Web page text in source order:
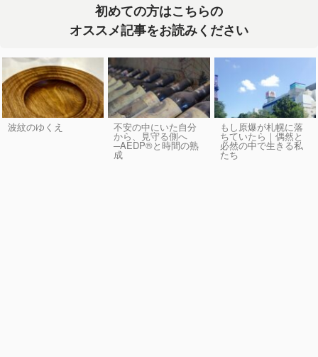
初めての方はこちらの
オススメ記事をお読みください
波紋のゆくえ 不安の中にいた自分
から、見守る側へ
─AEDP®︎と時間の熟
成
もし原爆が札幌に落
ちていたら｜偶然と
必然の中で生きる私
たち